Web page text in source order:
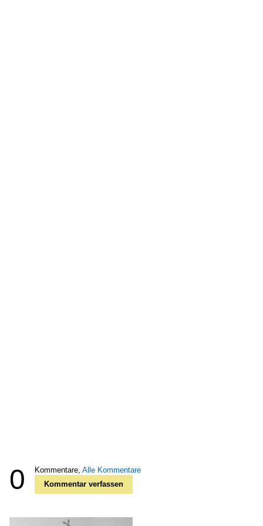
0 Kommentare, Alle Kommentare
Kommentar verfassen